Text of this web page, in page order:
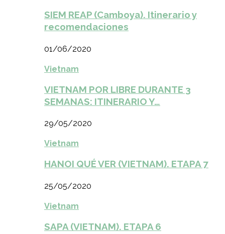
SIEM REAP (Camboya). Itinerario y
recomendaciones
01/06/2020
Vietnam
VIETNAM POR LIBRE DURANTE 3
SEMANAS: ITINERARIO Y…
29/05/2020
Vietnam
HANOI QUÉ VER (VIETNAM). ETAPA 7
25/05/2020
Vietnam
SAPA (VIETNAM). ETAPA 6